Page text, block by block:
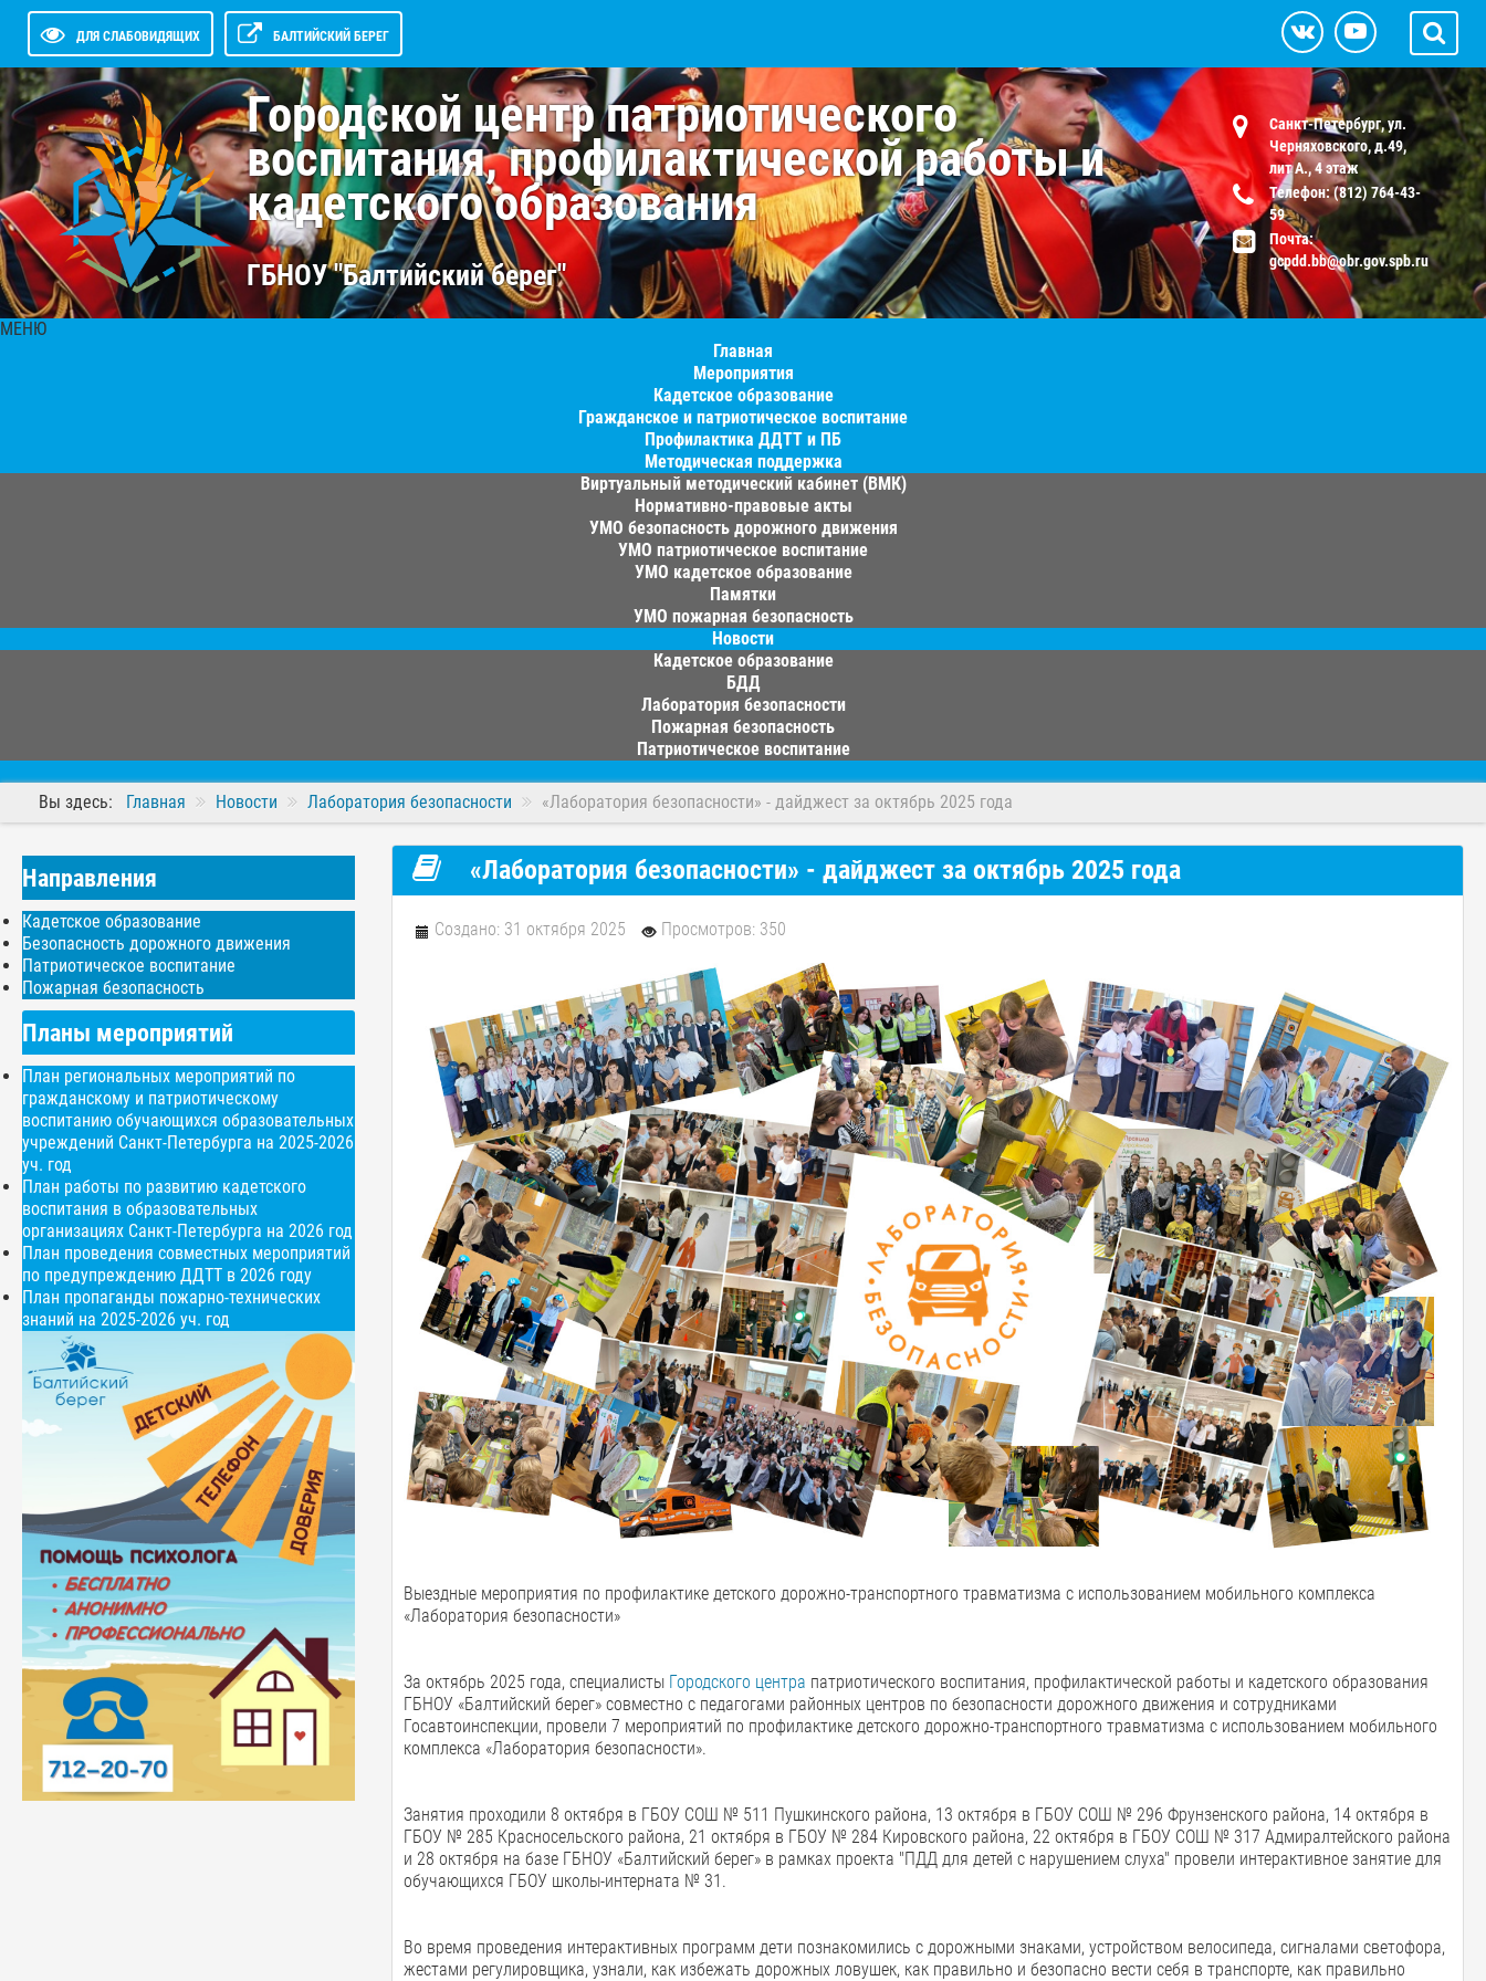
ДЛЯ СЛАБОВИДЯЩИХ БАЛТИЙСКИЙ БЕРЕГ
Городской центр патриотического
воспитания, профилактической работы и
кадетского образования
ГБНОУ "Балтийский берег"
Санкт-Петербург, ул.
Черняховского, д.49,
лит А., 4 этаж
Телефон: (812) 764-43-
59
Почта:
gcpdd.bb@obr.gov.spb.ru
МЕНЮ
Главная
Мероприятия
Кадетское образование
Гражданское и патриотическое воспитание
Профилактика ДДТТ и ПБ
Методическая поддержка
Виртуальный методический кабинет (ВМК)
Нормативно-правовые акты
УМО безопасность дорожного движения
УМО патриотическое воспитание
УМО кадетское образование
Памятки
УМО пожарная безопасность
Новости
Кадетское образование
БДД
Лаборатория безопасности
Пожарная безопасность
Патриотическое воспитание
Вы здесь: Главная Новости Лаборатория безопасности «Лаборатория безопасности» - дайджест за октябрь 2025 года
Направления
Кадетское образование
Безопасность дорожного движения
Патриотическое воспитание
Пожарная безопасность
Планы мероприятий
План региональных мероприятий по
гражданскому и патриотическому
воспитанию обучающихся образовательных
учреждений Санкт-Петербурга на 2025-2026
уч. год
План работы по развитию кадетского
воспитания в образовательных
организациях Санкт-Петербурга на 2026 год
План проведения совместных мероприятий
по предупреждению ДДТТ в 2026 году
План пропаганды пожарно-технических
знаний на 2025-2026 уч. год
«Лаборатория безопасности» - дайджест за октябрь 2025 года
Создано: 31 октября 2025 Просмотров: 350
Выездные мероприятия по профилактике детского дорожно-транспортного травматизма с использованием мобильного комплекса
«Лаборатория безопасности»
За октябрь 2025 года, специалисты Городского центра патриотического воспитания, профилактической работы и кадетского образования
ГБНОУ «Балтийский берег» совместно с педагогами районных центров по безопасности дорожного движения и сотрудниками
Госавтоинспекции, провели 7 мероприятий по профилактике детского дорожно-транспортного травматизма с использованием мобильного
комплекса «Лаборатория безопасности».
Занятия проходили 8 октября в ГБОУ СОШ № 511 Пушкинского района, 13 октября в ГБОУ СОШ № 296 Фрунзенского района, 14 октября в
ГБОУ № 285 Красносельского района, 21 октября в ГБОУ № 284 Кировского района, 22 октября в ГБОУ СОШ № 317 Адмиралтейского района
и 28 октября на базе ГБНОУ «Балтийский берег» в рамках проекта "ПДД для детей с нарушением слуха" провели интерактивное занятие для
обучающихся ГБОУ школы-интерната № 31.
Во время проведения интерактивных программ дети познакомились с дорожными знаками, устройством велосипеда, сигналами светофора,
жестами регулировщика, узнали, как избежать дорожных ловушек, как правильно и безопасно вести себя в транспорте, как правильно